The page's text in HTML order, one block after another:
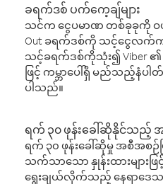
ခရက်ဒစ် ပက်ကေ့ချ်များ
သင်က ငွေပမာဏ တစ်ခုခုကို
Out ခရက်ဒစ်ကို သင့်ငွေလက်
သင့်ခရက်ဒစ်ကိုသုံး၍ Viber ၏
ဖြင့် ကမ္ဘာပေါ်ရှိ မည်သည့်နံပ
ပါသည်။
ရက် ၃၀ ဖုန်းခေါ်ဆိုနိုင်သည့် အ
ရက် ၃၀ ဖုန်းခေါ်ဆိုမှု အစီအစ
သက်သာသော နှုန်းထားများဖ
ရွေးချယ်လိုက်သည့် နေရာဒေ